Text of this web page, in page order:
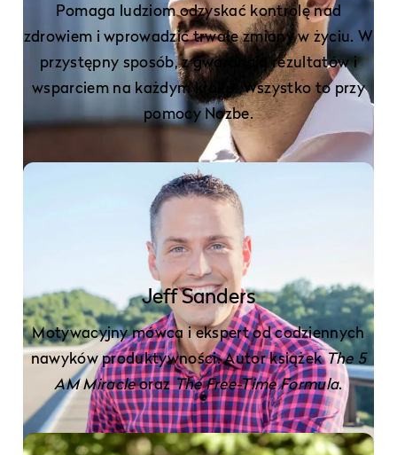
Pomaga ludziom odzyskać kontrolę nad
zdrowiem i wprowadzić trwałe zmiany w życiu. W
przystępny sposób, z gwarancją rezultatów i
wsparciem na każdym kroku. Wszystko to przy
pomocy Nozbe.
Jeff Sanders
Motywacyjny mówca i ekspert od codziennych
nawyków produktywności. Autor książekThe 5
AM MiracleorazThe Free-Time Formula.